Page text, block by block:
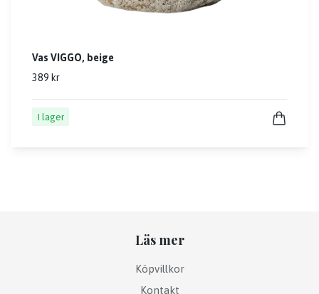
Vas VIGGO, beige
389 kr
I lager
Läs mer
Köpvillkor
Kontakt